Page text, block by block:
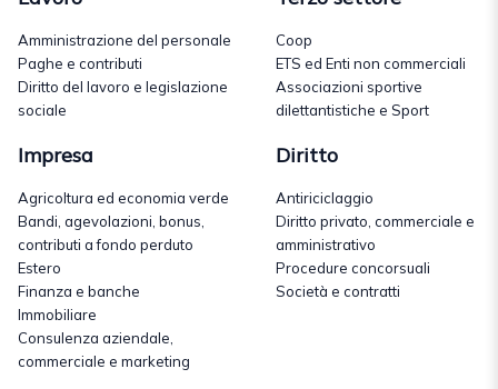
Amministrazione del personale
Paghe e contributi
Diritto del lavoro e legislazione
sociale
Coop
ETS ed Enti non commerciali
Associazioni sportive
dilettantistiche e Sport
Impresa
Agricoltura ed economia verde
Bandi, agevolazioni, bonus,
contributi a fondo perduto
Estero
Finanza e banche
Immobiliare
Consulenza aziendale,
commerciale e marketing
Diritto
Antiriciclaggio
Diritto privato, commerciale e
amministrativo
Procedure concorsuali
Società e contratti